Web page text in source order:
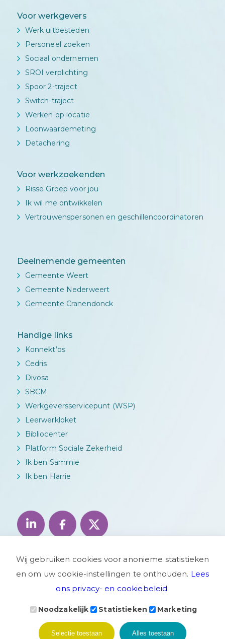
Voor werkgevers
Werk uitbesteden
Personeel zoeken
Sociaal ondernemen
SROI verplichting
Spoor 2-traject
Switch-traject
Werken op locatie
Loonwaardemeting
Detachering
Voor werkzoekenden
Risse Groep voor jou
Ik wil me ontwikkelen
Vertrouwenspersonen en geschillencoordinatoren
Deelnemende gemeenten
Gemeente Weert
Gemeente Nederweert
Gemeente Cranendonck
Handige links
Konnekt’os
Cedris
Divosa
SBCM
Werkgeversservicepunt (WSP)
Leerwerkloket
Bibliocenter
Platform Sociale Zekerheid
Ik ben Sammie
Ik ben Harrie
Privacyverklaring Disclaimer
Wij gebruiken cookies voor anonieme statistieken
en om uw cookie-instellingen te onthouden. Lees
ons privacy- en cookiebeleid.
Noodzakelijk Statistieken Marketing
Selectie toestaan Alles toestaan